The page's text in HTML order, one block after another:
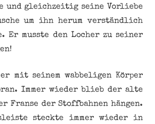
und gleichzeitig seine Vorliebe
um ihn herum verständlich
Er musste den Locher zu seiner
er mit seinem wabbeligen Körper
Immer wieder blieb der alte
Franse der Stoffbahnen hängen.
steckte immer wieder in